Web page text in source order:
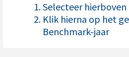
Selecteer
Klik hierna op het
Benchmark-jaar